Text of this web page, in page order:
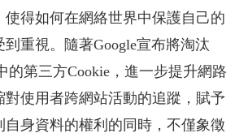
使得如何在網絡世界中保護自己的
到重視。隨著Google宣布將淘汰
的第三方Cookie，進一步提升網路
對使用者跨網站活動的追蹤，賦予
自身資料的權利的同時，不僅象徵